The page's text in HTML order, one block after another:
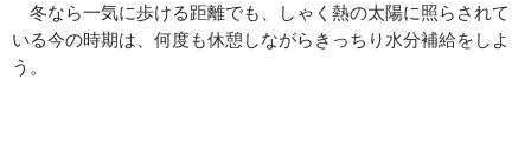
冬なら一気に歩ける距離でも、しゃく熱の太陽に照らされて
いる今の時期は、何度も休憩しながらきっちり水分補給をしよ
う。